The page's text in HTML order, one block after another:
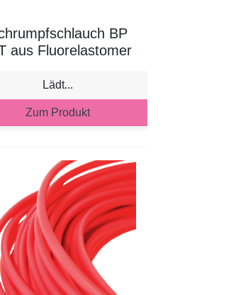
BP
aus Fluorelastomer
Lädt...
Zum Produkt